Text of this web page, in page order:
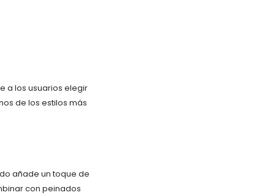
a los usuarios elegir
de los estilos más
añade un toque de
con peinados